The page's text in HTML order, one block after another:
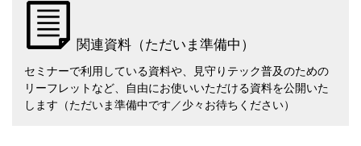
関連資料（ただいま準備中）
セミナーで利用している資料や、見守りテック普及のための
リーフレットなど、自由にお使いいただける資料を公開いた
します（ただいま準備中です／少々お待ちください）